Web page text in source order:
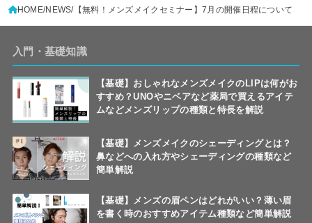
HOME NEWS 【無料！メンズメイクセミナー】7月の開催日程について
入門・基礎知識
【基礎】おしゃれなメンズメイクのLIPは何がお
すすめ？UNOやニベアなど薬局で買えるアイテ
ムなどメンズリップの種類と特長を解説
【基礎】メンズメイクのシェーディングとは？
鼻などへの入れ方やシェーディングの種類など
簡単解説
【基礎】メンズの眉ペンはどれがいい？薄い眉
を書く時のおすすめアイテム種類など簡単解説